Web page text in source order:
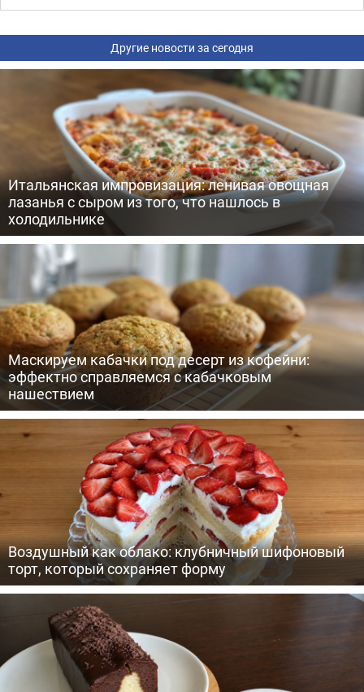
Другие новости за сегодня
Итальянская импровизация: ленивая овощная
лазанья с сыром из того, что нашлось в
холодильнике
Маскируем кабачки под десерт из кофейни:
эффектно справляемся с кабачковым
нашествием
Воздушный как облако: клубничный шифоновый
торт, который сохраняет форму